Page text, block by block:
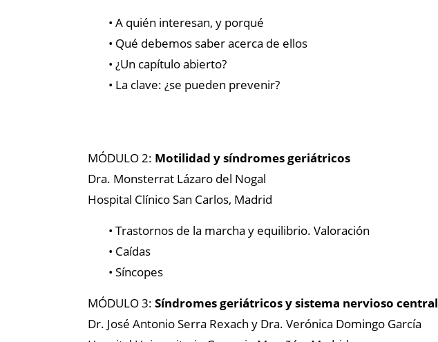
• A quién interesan, y porqué
• Qué debemos saber acerca de ellos
• ¿Un capítulo abierto?
• La clave: ¿se pueden prevenir?
MÓDULO 2: Motilidad y síndromes geriátricos
Dra. Monsterrat Lázaro del Nogal
Hospital Clínico San Carlos, Madrid
• Trastornos de la marcha y equilibrio. Valoración
• Caídas
• Síncopes
MÓDULO 3: Síndromes geriátricos y sistema nervioso central
Dr. José Antonio Serra Rexach y Dra. Verónica Domingo García